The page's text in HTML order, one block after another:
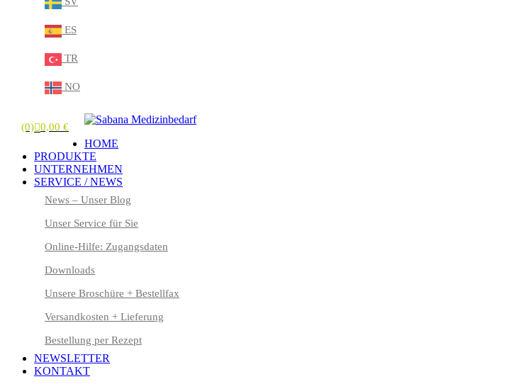
ES
TR
NO
(0) 0,00 €
HOME
PRODUKTE
UNTERNEHMEN
SERVICE / NEWS
News – Unser Blog
Unser Service für Sie
Online-Hilfe: Zugangsdaten
Downloads
Unsere Broschüre + Bestellfax
Versandkosten + Lieferung
Bestellung per Rezept
NEWSLETTER
KONTAKT